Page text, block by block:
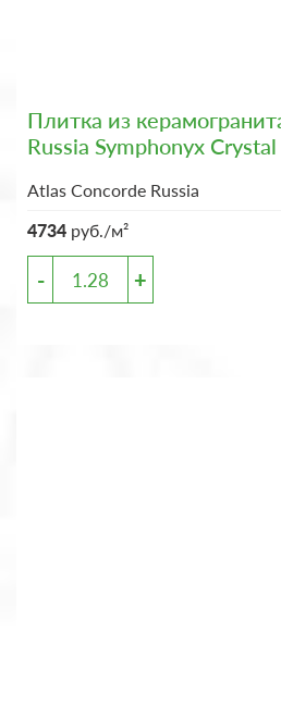
Плитка из
Russia Symphonyx
Atlas Concorde Russia
4734 руб./м²
- +